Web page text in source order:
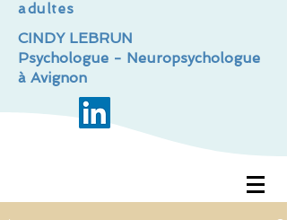
adultes
CINDY LEBRUN
Psychologue - Neuropsychologue
à Avignon